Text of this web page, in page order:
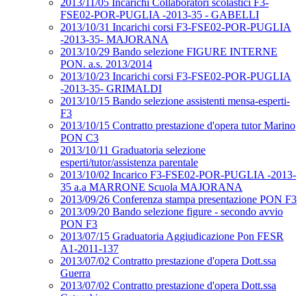
2013/11/05 Incarichi Collaboratori scolastici F3-
FSE02-POR-PUGLIA -2013-35 - GABELLI
2013/10/31 Incarichi corsi F3-FSE02-POR-PUGLIA
-2013-35- MAJORANA
2013/10/29 Bando selezione FIGURE INTERNE
PON. a.s. 2013/2014
2013/10/23 Incarichi corsi F3-FSE02-POR-PUGLIA
-2013-35- GRIMALDI
2013/10/15 Bando selezione assistenti mensa-esperti-
F3
2013/10/15 Contratto prestazione d'opera tutor Marino
PON C3
2013/10/11 Graduatoria selezione
esperti/tutor/assistenza parentale
2013/10/02 Incarico F3-FSE02-POR-PUGLIA -2013-
35 a.a MARRONE Scuola MAJORANA
2013/09/26 Conferenza stampa presentazione PON F3
2013/09/20 Bando selezione figure - secondo avvio
PON F3
2013/07/15 Graduatoria Aggiudicazione Pon FESR
A1-2011-137
2013/07/02 Contratto prestazione d'opera Dott.ssa
Guerra
2013/07/02 Contratto prestazione d'opera Dott.ssa